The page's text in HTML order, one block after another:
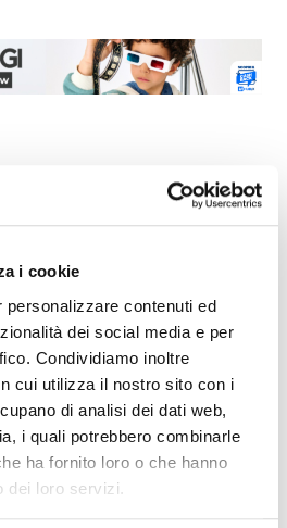
i cookie
contenuti ed
dei social media e per
Condividiamo inoltre
cui utilizza il nostro sito con i
di analisi dei dati web,
i quali potrebbero combinarle
ha fornito loro o che hanno
dei loro servizi.